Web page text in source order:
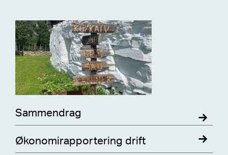
Sammendrag
Økonomirapportering drift